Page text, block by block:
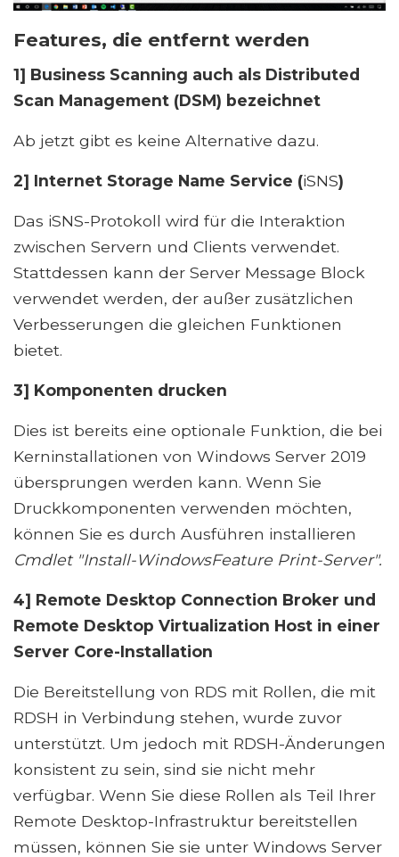
Features, die entfernt werden
1] Business Scanning auch als Distributed
Scan Management (DSM) bezeichnet
Ab jetzt gibt es keine Alternative dazu.
2] Internet Storage Name Service (iSNS)
Das iSNS-Protokoll wird für die Interaktion
zwischen Servern und Clients verwendet.
Stattdessen kann der Server Message Block
verwendet werden, der außer zusätzlichen
Verbesserungen die gleichen Funktionen
bietet.
3] Komponenten drucken
Dies ist bereits eine optionale Funktion, die bei
Kerninstallationen von Windows Server 2019
übersprungen werden kann. Wenn Sie
Druckkomponenten verwenden möchten,
können Sie es durch Ausführen installieren
Cmdlet "Install-WindowsFeature Print-Server".
4] Remote Desktop Connection Broker und
Remote Desktop Virtualization Host in einer
Server Core-Installation
Die Bereitstellung von RDS mit Rollen, die mit
RDSH in Verbindung stehen, wurde zuvor
unterstützt. Um jedoch mit RDSH-Änderungen
konsistent zu sein, sind sie nicht mehr
verfügbar. Wenn Sie diese Rollen als Teil Ihrer
Remote Desktop-Infrastruktur bereitstellen
müssen, können Sie sie unter Windows Server